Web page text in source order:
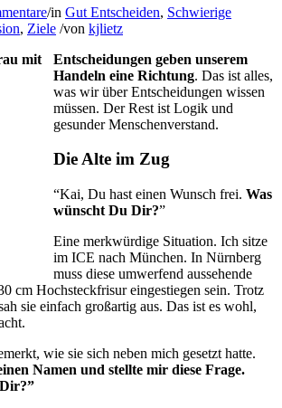
/in Gut Entscheiden, Schwierige
, Ziele /von kjlietz
Entscheidungen geben unserem
Handeln eine Richtung. Das ist alles,
was wir über Entscheidungen wissen
müssen. Der Rest ist Logik und
gesunder Menschenverstand.
Die Alte im Zug
“Kai, Du hast einen Wunsch frei. Was
wünscht Du Dir?”
Eine merkwürdige Situation. Ich sitze
im ICE nach München. In Nürnberg
muss diese umwerfend aussehende
cm Hochsteckfrisur eingestiegen sein. Trotz
sie einfach großartig aus. Das ist es wohl,
wie sie sich neben mich gesetzt hatte.
Namen und stellte mir diese Frage.